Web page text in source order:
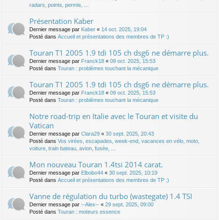
radars, points, permis, ...
Présentation Kaber
Dernier message par Kaber « 14 oct. 2025, 19:04
Posté dans Accueil et présentations des membres de TP :)
Touran T1 2005 1.9 tdi 105 ch dsg6 ne démarre plus.
Dernier message par Franck18 « 09 oct. 2025, 15:53
Posté dans Touran : problèmes touchant la mécanique
Touran T1 2005 1.9 tdi 105 ch dsg6 ne démarre plus.
Dernier message par Franck18 « 09 oct. 2025, 15:53
Posté dans Touran : problèmes touchant la mécanique
Notre road-trip en Italie avec le Touran et visite du
Vatican
Dernier message par Clara29 « 30 sept. 2025, 20:43
Posté dans Vos virées, escapades, week-end, vacances en vélo, moto,
voiture, train bateau, avion, fusée, ...
Mon nouveau Touran 1.4tsi 2014 carat.
Dernier message par Elbobo44 « 30 sept. 2025, 10:19
Posté dans Accueil et présentations des membres de TP :)
Vanne de régulation du turbo (wastegate) 1.4 TSI
Dernier message par --Alex-- « 29 sept. 2025, 09:00
Posté dans Touran : moteurs essence